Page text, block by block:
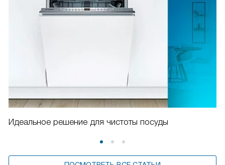
Идеальное решение для чистоты посуды